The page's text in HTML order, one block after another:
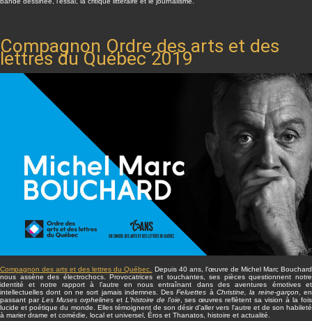
Compagnon Ordre des arts et des
lettres du Québec 2019
Compagnon des arts et des lettres du Québec.
Depuis 40 ans, l'œuvre de Michel Marc Bouchard
nous assène des électrochocs. Provocatrices et touchantes, ses pièces questionnent notre
identité et notre rapport à l’autre en nous entraînant dans des aventures émotives et
intellectuelles dont on ne sort jamais indemnes. DesFeluettes àChristine, la reine-garçon , en
passant par Les Muses orphelineset L'histoire de l'oie, ses œuvres reflètent sa vision à la fois
lucide et poétique du monde. Elles témoignent de son désir d'aller vers l'autre et de son habileté
à marier drame et comédie, local et universel, Éros et Thanatos, histoire et actualité.